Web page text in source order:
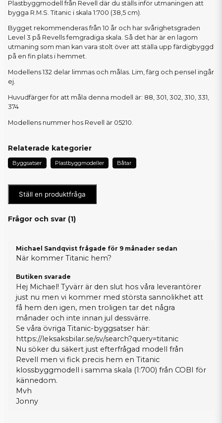
Plastbyggmodell från Revell där du ställs inför utmaningen att
bygga R.M.S. Titanic i skala 1:700 (38,5 cm).
Bygget rekommenderas från 10 år och har svårighetsgraden
Level 3 på Revells femgradiga skala. Så det här är en lagom
utmaning som man kan vara stolt över att ställa upp färdigbyggd
på en fin plats i hemmet.
Modellens 132 delar limmas och målas. Lim, färg och pensel ingår
ej.
Huvudfärger för att måla denna modell är: 88, 301, 302, 310, 331,
374
Modellens nummer hos Revell är 05210.
Relaterade kategorier
Byggsatser Plastbyggmodeller Båtar
Ställ en produktfråga
Frågor och svar (1)
Michael Sandqvist frågade för 9 månader sedan
När kommer Titanic hem?
Butiken svarade
Hej Michael! Tyvärr är den slut hos våra leverantörer
just nu men vi kommer med största sannolikhet att
få hem den igen, men troligen tar det några
månader och inte innan jul dessvärre.
Se våra övriga Titanic-byggsatser här:
https://leksaksbilar.se/sv/search?query=titanic
Nu söker du säkert just efterfrågad modell från
Revell men vi fick precis hem en Titanic
klossbyggmodell i samma skala (1:700) från COBI för
kännedom.
Mvh
Jonny